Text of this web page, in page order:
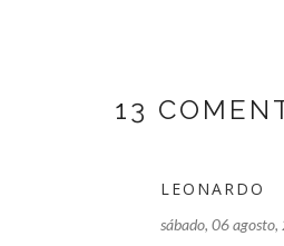
13
LEONARDO
sábado, 06 agosto,